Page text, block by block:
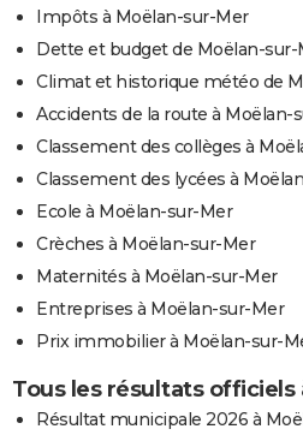
Impôts à Moëlan-sur-Mer
Dette et budget de Moëlan-sur-
Climat et historique météo de
Accidents de la route à Moëlan-
Classement des collèges à
Classement des lycées à
Ecole à Moëlan-sur-Mer
Crèches à Moëlan-sur-Mer
Maternités à Moëlan-sur-Mer
Entreprises à Moëlan-sur-Mer
Prix immobilier à Moëlan-sur-
Tous les résultats officiels
Résultat municipale 2026 à